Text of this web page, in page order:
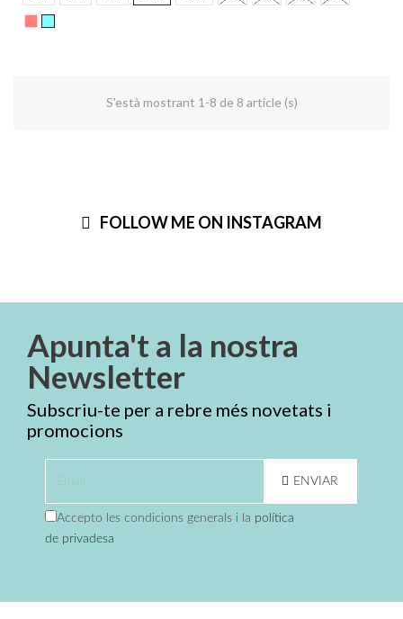
S'està mostrant 1-8 de 8 article (s)
FOLLOW ME ON INSTAGRAM
Apunta't a la nostra
Newsletter
Subscriu-te per a rebre més novetats i
promocions
ENVIAR
Accepto les condicions generals i la política
de privadesa